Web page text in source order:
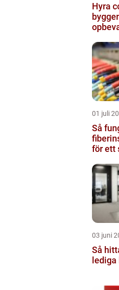
Hyra
01 juli
Så
för ett
03 juni
Så